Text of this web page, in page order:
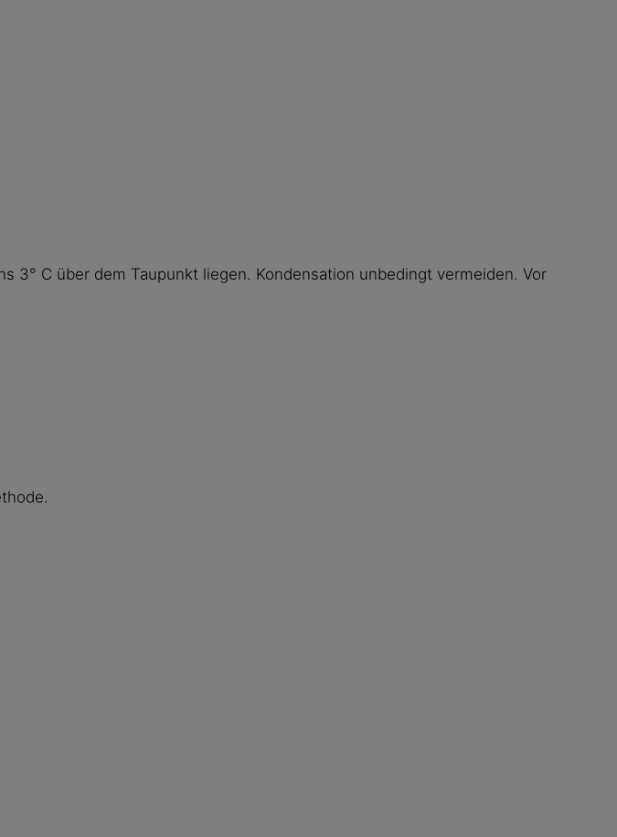
3° C über dem Taupunkt liegen. Kondensation unbedingt vermeiden. Vor